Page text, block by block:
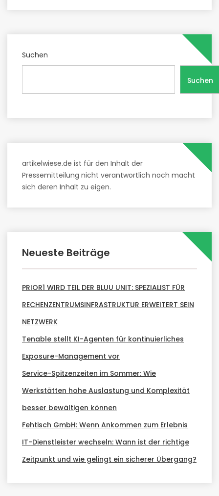
Suchen
Suchen
artikelwiese.de ist für den Inhalt der
Pressemitteilung nicht verantwortlich noch macht
sich deren Inhalt zu eigen.
Neueste Beiträge
PRIOR1 WIRD TEIL DER BLUU UNIT: SPEZIALIST FÜR
RECHENZENTRUMSINFRASTRUKTUR ERWEITERT SEIN
NETZWERK
Tenable stellt KI-Agenten für kontinuierliches
Exposure-Management vor
Service-Spitzenzeiten im Sommer: Wie
Werkstätten hohe Auslastung und Komplexität
besser bewältigen können
Fehtisch GmbH: Wenn Ankommen zum Erlebnis
IT-Dienstleister wechseln: Wann ist der richtige
Zeitpunkt und wie gelingt ein sicherer Übergang?